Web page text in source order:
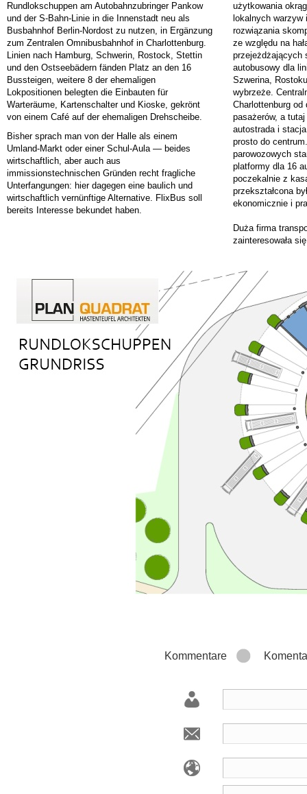
Rundlokschuppen am Autobahnzubringer Pankow
und der S-Bahn-Linie in die Innenstadt neu als
Busbahnhof Berlin-Nordost zu nutzen, in Ergänzung
zum Zentralen Omnibusbahnhof in Charlottenburg.
Linien nach Hamburg, Schwerin, Rostock, Stettin
und den Ostseebädern fänden Platz an den 16
Bussteigen, weitere 8 der ehemaligen
Lokpositionen belegten die Einbauten für
Warteräume, Kartenschalter und Kioske, gekrönt
von einem Café auf der ehemaligen Drehscheibe.
Bisher sprach man von der Halle als einem
Umland-Markt oder einer Schul-Aula — beides
wirtschaftlich, aber auch aus
immissionstechnischen Gründen recht fragliche
Unterfangungen: hier dagegen eine baulich und
wirtschaftlich vernünftige Alternative. FlixBus soll
bereits Interesse bekundet haben.
użytkowania
lokalnych warzyw
rozwiązania
ze względu na
przejeżdżających
autobusowy dla
Szwerina,
wybrzeże.
Charlottenburg od
pasażerów, a
autostrada i
prosto do
parowozowych
platformy dla 16
poczekalnie z
przekształcona
ekonomicznie i
Duża firma
zainteresowała
Kommentare